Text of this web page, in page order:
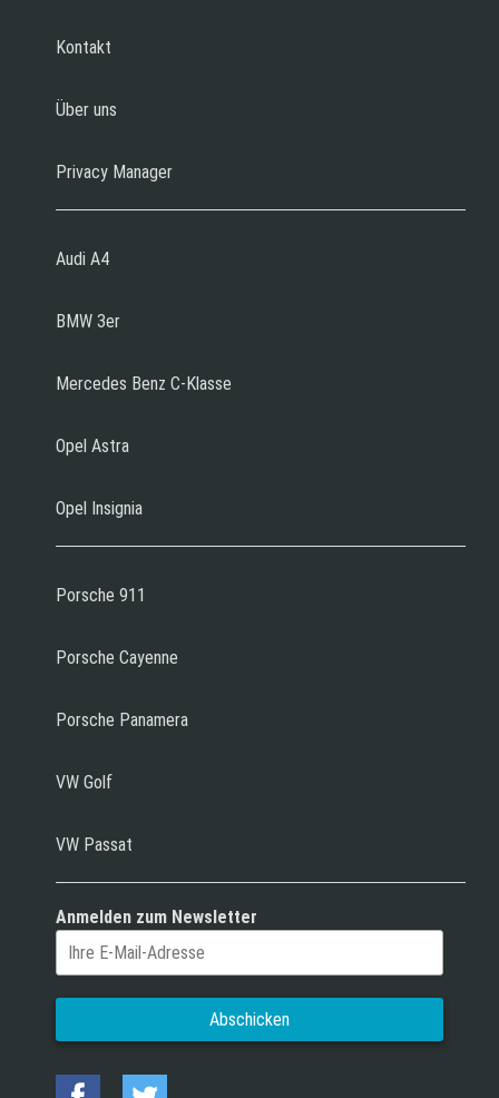
Kontakt
Über uns
Privacy Manager
Audi A4
BMW 3er
Mercedes Benz C-Klasse
Opel Astra
Opel Insignia
Porsche 911
Porsche Cayenne
Porsche Panamera
VW Golf
VW Passat
Anmelden zum Newsletter